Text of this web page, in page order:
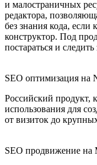
и малостраничных
редактора,
без знания кода,
конструктор. Под
постараться и
SEO оптимизация на
Российский продукт,
использования для
от визиток до
SEO продвижение на